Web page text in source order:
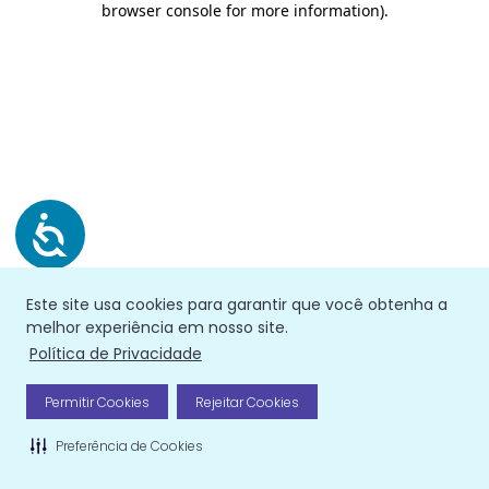
Este site usa cookies para garantir que você obtenha a
melhor experiência em nosso site.
Política de Privacidade
Permitir Cookies Rejeitar Cookies
Preferência de Cookies
browser console for more information).